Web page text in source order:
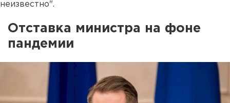
неизвестно".
Отставка министра на фоне
пандемии